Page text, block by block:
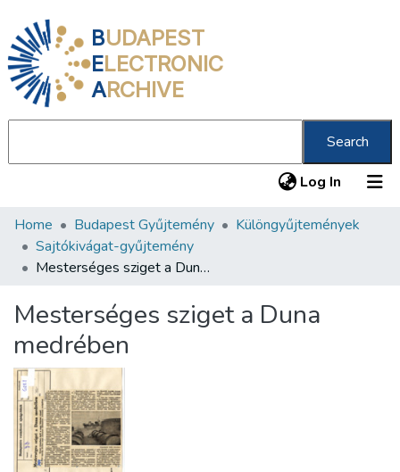
BUDAPEST
ELECTRONIC
ARCHIVE
Search
Log In (current)
Communities & Collections
All of DSpace
About us
Home Budapest Gyűjtemény
Különgyűjtemények
Sajtókivágat-gyűjtemény
Mesterséges sziget a Duna medrében
Mesterséges sziget a Duna
medrében